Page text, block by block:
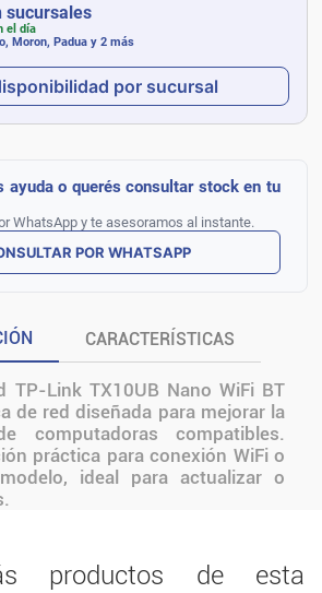
sucursales
el día
Moron, Padua y 2 más
por sucursal
ayuda o querés consultar stock en tu
WhatsApp y te asesoramos al instante.
POR WHATSAPP
CARACTERÍSTICAS
TP-Link TX10UB Nano WiFi BT
de red diseñada para mejorar la
computadoras compatibles.
práctica para conexión WiFi o
ideal para actualizar o
productos de esta